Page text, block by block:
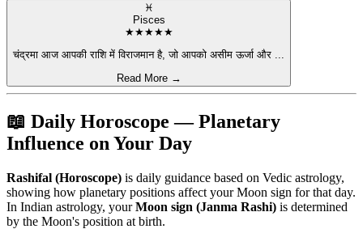
♓
Pisces
★★★★★
चंद्रमा आज आपकी राशि में विराजमान है, जो आपको असीम ऊर्जा और
Read More →
📖 Daily Horoscope — Planetary
Influence on Your Day
Rashifal (Horoscope) is daily guidance based on Vedic astrology,
showing how planetary positions affect your Moon sign for that day.
In Indian astrology, yourMoon sign (Janma Rashi) is determined
by the Moon's position at birth.